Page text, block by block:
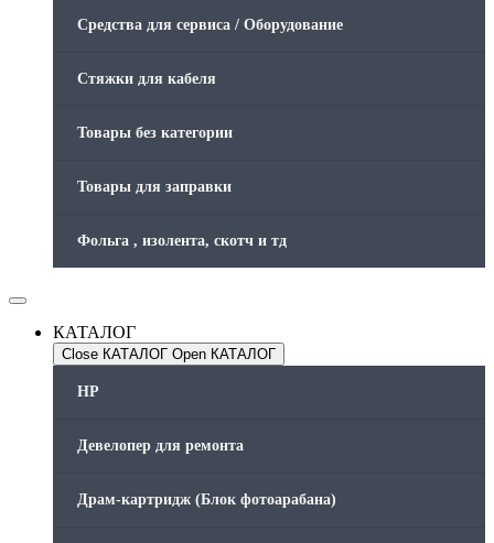
Средства для сервиса / Оборудование
Стяжки для кабеля
Товары без категории
Товары для заправки
Фольга , изолента, скотч и тд
КАТАЛОГ
Close КАТАЛОГ Open КАТАЛОГ
HP
Девелопер для ремонта
Драм-картридж (Блок фотоарабана)